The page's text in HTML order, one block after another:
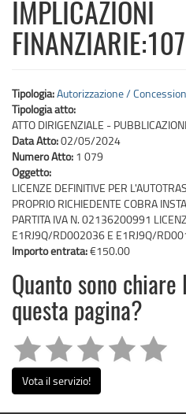
IMPLICAZIONI
Tipologia:Autorizzazione /
Tipologia atto:
ATTO DIRIGENZIALE -
Data Atto:02/05/2024
Numero Atto: 1 079
Oggetto:
LICENZE DEFINITIVE PER
PROPRIO RICHIEDENTE COBRA
PARTITA IVA N. 02136200991
E1RJ9Q/RD002036 E E1RJ9Q/
Importo entrata:€150.00
Quanto sono
questa pagina?
Vota il servizio!